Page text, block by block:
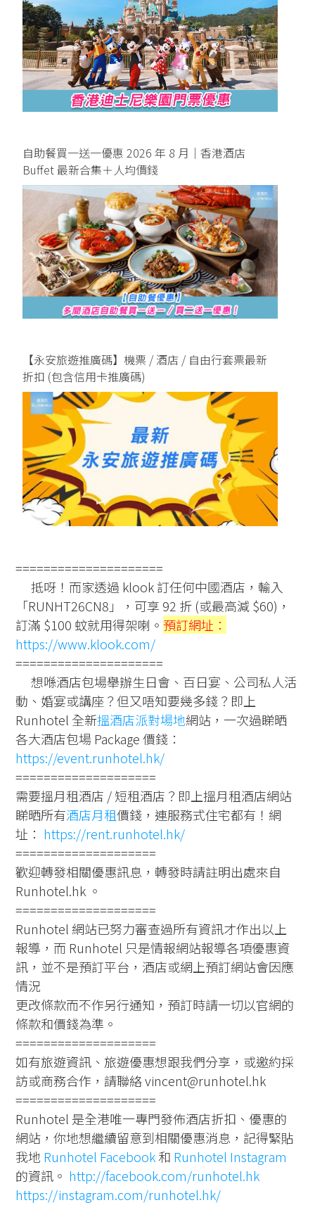
自助餐買一送一優惠 2026 年 8 月｜香港酒店
Buffet 最新合集＋人均價錢
【永安旅遊推廣碼】機票 / 酒店 / 自由行套票最新
折扣 (包含信用卡推廣碼)
=====================
抵呀！而家透過 klook 訂任何中國酒店，輸入
「RUNHT26CN8」，可享 92 折 (或最高減 $60)，
訂滿 $100 蚊就用得架喇。 預訂網址：
https://www.klook.com/
=====================
想喺酒店包場舉辦生日會、百日宴、公司私人活
動、婚宴或講座？但又唔知要幾多錢？即上
Runhotel 全新搵酒店派對場地網站，一次過睇晒
各大酒店包場 Package 價錢：
https://event.runhotel.hk/
====================
需要搵月租酒店 / 短租酒店？即上搵月租酒店網站
睇晒所有酒店月租價錢，連服務式住宅都有！網
址： https://rent.runhotel.hk/
====================
歡迎轉發相關優惠訊息，轉發時請註明出處來自
Runhotel.hk 。
====================
Runhotel 網站已努力審查過所有資訊才作出以上
報導，而 Runhotel 只是情報網站報導各項優惠資
訊，並不是預訂平台，酒店或網上預訂網站會因應
情況
更改條款而不作另行通知，預訂時請一切以官網的
條款和價錢為準。
====================
如有旅遊資訊、旅遊優惠想跟我們分享，或邀約採
訪或商務合作，請聯絡 vincent@runhotel.hk
====================
Runhotel 是全港唯一專門發佈酒店折扣、優惠的
網站，你地想繼續留意到相關優惠消息，記得緊貼
我地 Runhotel Facebook和 Runhotel Instagram
的資訊。 http://facebook.com/runhotel.hk
https://instagram.com/runhotel.hk/